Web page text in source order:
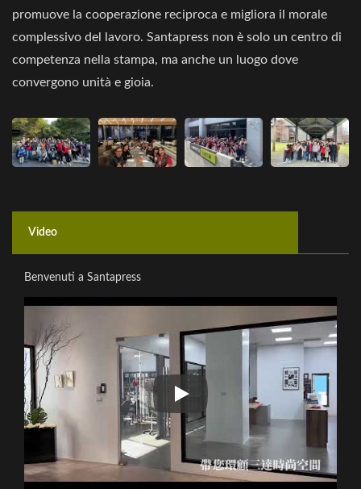
promuove la cooperazione reciproca e migliora il morale
complessivo del lavoro. Santapress non è solo un centro di
competenza nella stampa, ma anche un luogo dove
convergono unità e gioia.
Video
Benvenuti a Santapress
Benvenuti a Santapress